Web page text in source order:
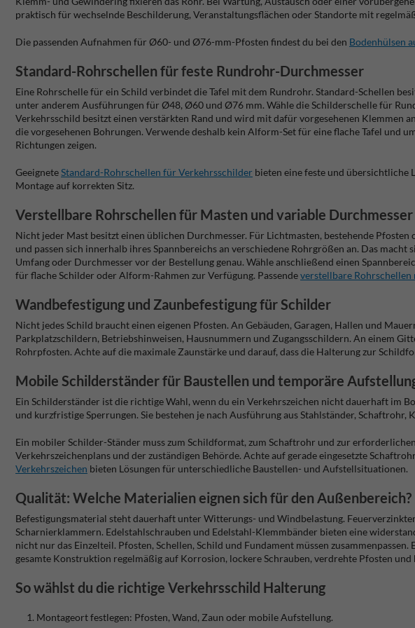
praktisch für wechselnde Beschilderung, Veranstaltungsflächen oder Standorte mit
Die passenden Aufnahmen für Ø60- und Ø76-mm-Pfosten findest du bei den Bodenhülsen
Standard-Rohrschellen für feste Rundrohr-Durchmesser
Eine Rohrschelle für ein Schild verbindet die Tafel mit dem Rundrohr. Standard-Schellen
unter anderem Ausführungen für Ø48, Ø60 und Ø76 mm. Wähle die Schilderschelle für
Verkehrsschild besitzt einen verstärkten Rand und wird mit dafür vorgesehenen Klemmen
die vorgesehenen Bohrungen. Verwende deshalb kein Alform-Set für eine flache Tafel und
Richtungen zeigen.
GeeigneteStandard-Rohrschellen für Verkehrsschilder bieten eine feste und übersichtliche
Montage auf korrekten Sitz.
Verstellbare Rohrschellen für Masten und variable Durchmesser
Nicht jeder Mast besitzt einen üblichen Durchmesser. Für Lichtmasten, bestehende
und passen sich innerhalb ihres Spannbereichs an verschiedene Rohrgrößen an. Das
Umfang oder Durchmesser vor der Bestellung genau. Wähle anschließend einen
für flache Schilder oder Alform-Rahmen zur Verfügung. Passendeverstellbare
Wandbefestigung und Zaunbefestigung für Schilder
Nicht jedes Schild braucht einen eigenen Pfosten. An Gebäuden, Garagen, Hallen und
Parkplatzschildern, Betriebshinweisen, Hausnummern und Zugangsschildern. An einem
Rohrpfosten. Achte auf die maximale Zaunstärke und darauf, dass die Halterung zur
Mobile Schilderständer für Baustellen und temporäre
Ein Schilderständer ist die richtige Wahl, wenn du ein Verkehrszeichen nicht dauerhaft im
und kurzfristige Sperrungen. Sie bestehen je nach Ausführung aus Stahlständer,
Ein mobiler Schilder-Ständer muss zum Schildformat, zum Schaftrohr und zur
Verkehrszeichenplans und der zuständigen Behörde. Achte auf gerade eingesetzte
Verkehrszeichen bieten Lösungen für unterschiedliche Baustellen- und Aufstellsituationen.
Qualität: Welche Materialien eignen sich für den Außenbereich?
Befestigungsmaterial steht dauerhaft unter Witterungs- und Windbelastung.
Scharnierklammern. Edelstahlschrauben und Edelstahl-Klemmbänder bieten eine
nicht nur das Einzelteil. Pfosten, Schellen, Schild und Fundament müssen
gesamte Konstruktion regelmäßig auf Korrosion, lockere Schrauben, verdrehte Pfosten und
So wählst du die richtige Verkehrsschild Halterung
Montageort festlegen: Pfosten, Wand, Zaun oder mobile Aufstellung.